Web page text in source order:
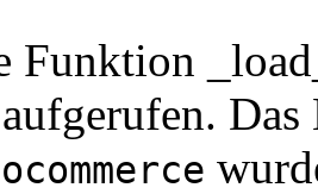
Funktion
aufgerufen.